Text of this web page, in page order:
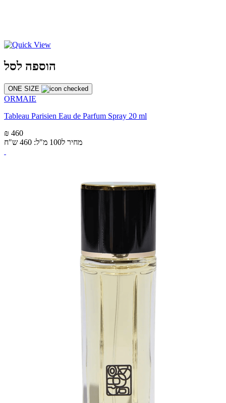
הוספה לסל
ONE SIZE
ORMAIE
Tableau Parisien Eau de Parfum Spray 20 ml
₪ 460
מחיר ל100 מ"ל: 460 ש"ח